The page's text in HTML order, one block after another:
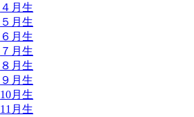
４月生
５月生
６月生
７月生
８月生
９月生
10月生
11月生